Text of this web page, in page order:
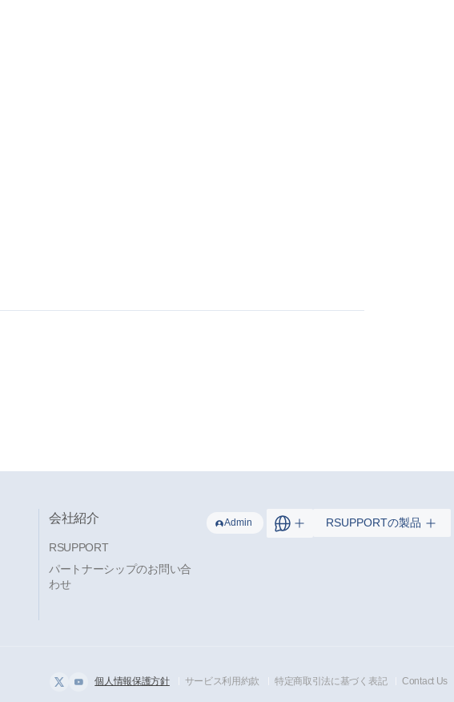
会社紹介
RSUPPORT
パートナーシップのお問い合
わせ
Admin RSUPPORTの製品
個人情報保護方針 サービス利用約款 特定商取引法に基づく表記 Contact Us